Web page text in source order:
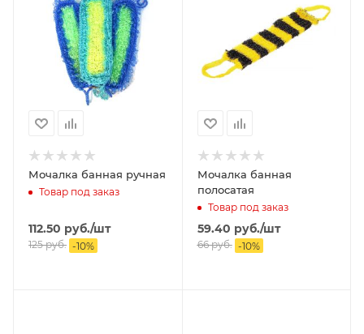
Мочалка банная ручная
Товар под заказ
112.50 руб./шт
125руб. -10%
Мочалка банная
полосатая
Товар под заказ
59.40 руб./шт
66руб. -10%